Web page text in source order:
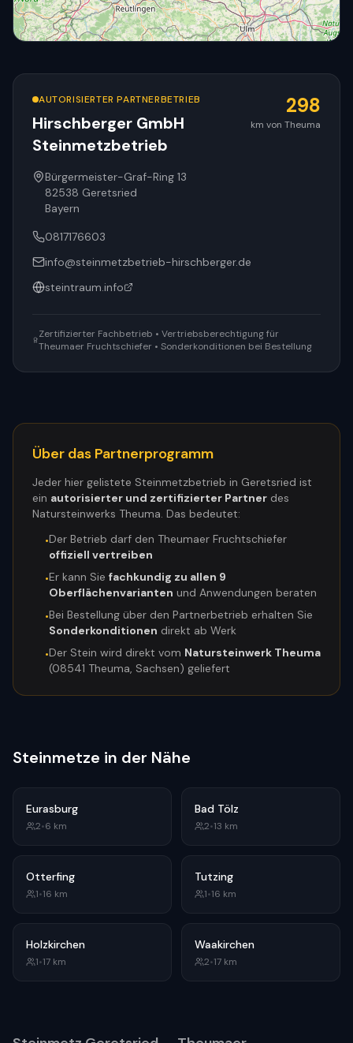
AUTORISIERTER PARTNERBETRIEB
Hirschberger GmbH
Steinmetzbetrieb
298
km von Theuma
Bürgermeister-Graf-Ring 13
82538 Geretsried
Bayern
0817176603
info@steinmetzbetrieb-hirschberger.de
steintraum.info
Zertifizierter Fachbetrieb • Vertriebsberechtigung für
Theumaer Fruchtschiefer • Sonderkonditionen bei Bestellung
Über das Partnerprogramm
Jeder hier gelistete Steinmetzbetrieb in Geretsried ist
ein autorisierter und zertifizierter Partner des
Natursteinwerks Theuma. Das bedeutet:
•Der Betrieb darf den Theumaer Fruchtschiefer
offiziell vertreiben
•Er kann Sie fachkundig zu allen 9
Oberflächenvarianten und Anwendungen beraten
•Bei Bestellung über den Partnerbetrieb erhalten Sie
Sonderkonditionen direkt ab Werk
•Der Stein wird direkt vom Natursteinwerk Theuma
(08541 Theuma, Sachsen) geliefert
Steinmetze in der Nähe
Eurasburg
2•6 km
Bad Tölz
2•13 km
Otterfing
1•16 km
Tutzing
1•16 km
Holzkirchen
1•17 km
Waakirchen
2•17 km